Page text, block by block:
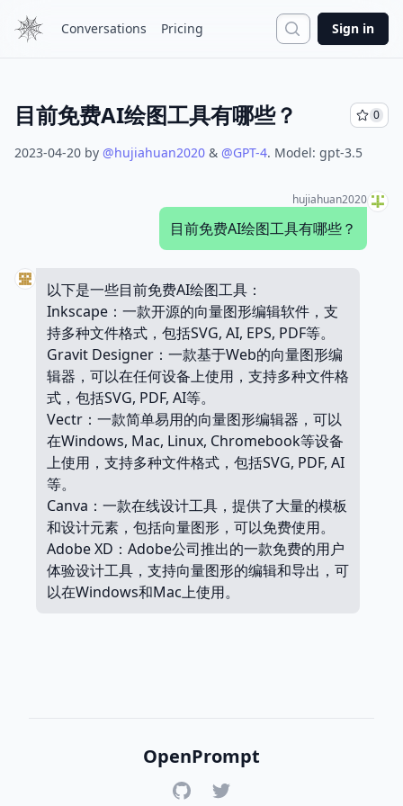
Conversations Pricing Search
Sign in
目前免费AI绘图工具有哪些？ 0
2023-04-20 by @hujiahuan2020 & @GPT-4. Model: gpt-3.5
hujiahuan2020
目前免费AI绘图工具有哪些？
以下是一些目前免费AI绘图工具：
Inkscape：一款开源的向量图形编辑软件，支
持多种文件格式，包括SVG, AI, EPS, PDF等。
Gravit Designer：一款基于Web的向量图形编
辑器，可以在任何设备上使用，支持多种文件格
式，包括SVG, PDF, AI等。
Vectr：一款简单易用的向量图形编辑器，可以
在Windows, Mac, Linux, Chromebook等设备
上使用，支持多种文件格式，包括SVG, PDF, AI
等。
Canva：一款在线设计工具，提供了大量的模板
和设计元素，包括向量图形，可以免费使用。
Adobe XD：Adobe公司推出的一款免费的用户
体验设计工具，支持向量图形的编辑和导出，可
以在Windows和Mac上使用。
OpenPrompt
GitHubTwitter